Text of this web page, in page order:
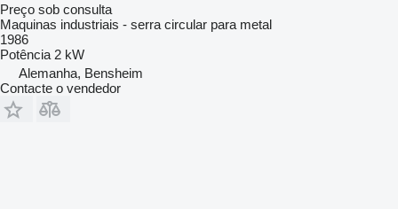
Preço sob consulta
Maquinas industriais - serra circular para metal
1986
Potência 2 kW
Alemanha, Bensheim
Contacte o vendedor